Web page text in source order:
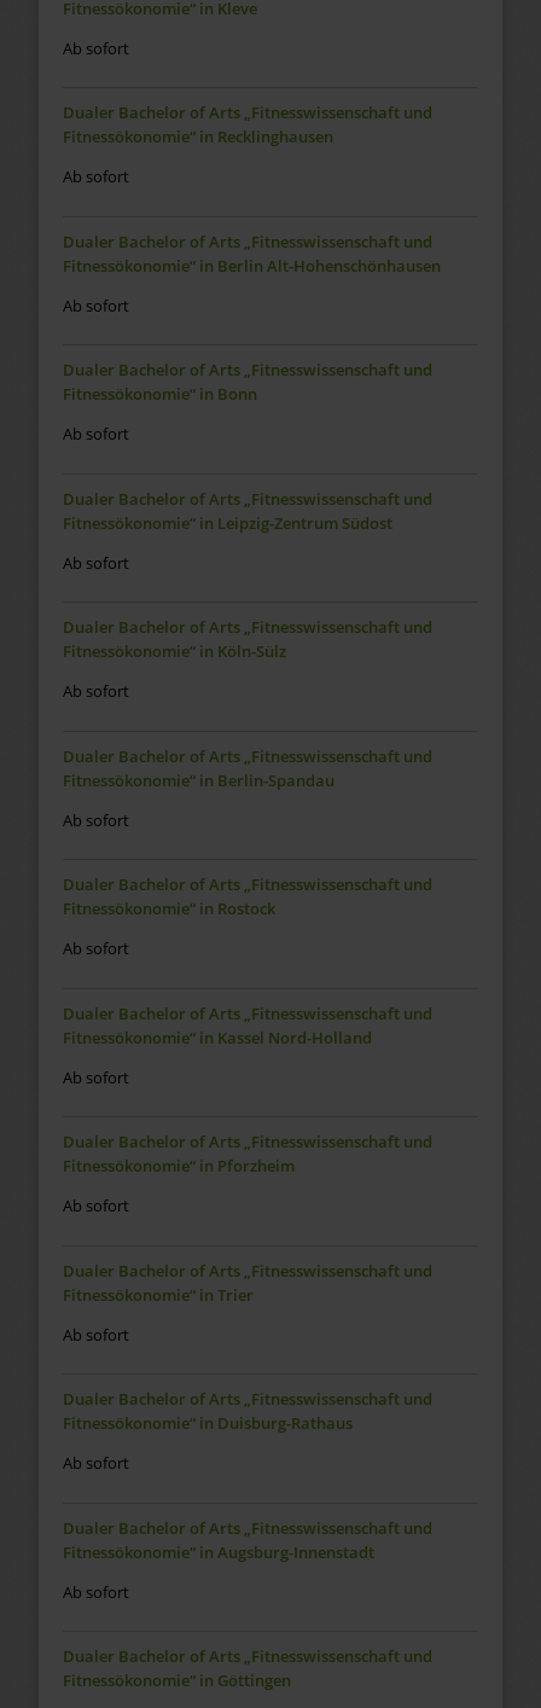
Fitnessökonomie“ in Kleve
Ab sofort
Dualer Bachelor of Arts „Fitnesswissenschaft und
Fitnessökonomie“ in Recklinghausen
Ab sofort
Dualer Bachelor of Arts „Fitnesswissenschaft und
Fitnessökonomie“ in Berlin Alt-Hohenschönhausen
Ab sofort
Dualer Bachelor of Arts „Fitnesswissenschaft und
Fitnessökonomie“ in Bonn
Ab sofort
Dualer Bachelor of Arts „Fitnesswissenschaft und
Fitnessökonomie“ in Leipzig-Zentrum Südost
Ab sofort
Dualer Bachelor of Arts „Fitnesswissenschaft und
Fitnessökonomie“ in Köln-Sülz
Ab sofort
Dualer Bachelor of Arts „Fitnesswissenschaft und
Fitnessökonomie“ in Berlin-Spandau
Ab sofort
Dualer Bachelor of Arts „Fitnesswissenschaft und
Fitnessökonomie“ in Rostock
Ab sofort
Dualer Bachelor of Arts „Fitnesswissenschaft und
Fitnessökonomie“ in Kassel Nord-Holland
Ab sofort
Dualer Bachelor of Arts „Fitnesswissenschaft und
Fitnessökonomie“ in Pforzheim
Ab sofort
Dualer Bachelor of Arts „Fitnesswissenschaft und
Fitnessökonomie“ in Trier
Ab sofort
Dualer Bachelor of Arts „Fitnesswissenschaft und
Fitnessökonomie“ in Duisburg-Rathaus
Ab sofort
Dualer Bachelor of Arts „Fitnesswissenschaft und
Fitnessökonomie“ in Augsburg-Innenstadt
Ab sofort
Dualer Bachelor of Arts „Fitnesswissenschaft und
Fitnessökonomie“ in Göttingen